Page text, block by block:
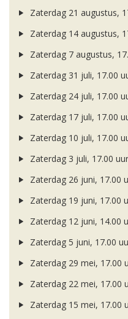
Zaterdag 21 augustus,
Zaterdag 14 augustus,
Zaterdag 7 augustus,
Zaterdag 31 juli, 17.00
Zaterdag 24 juli, 17.00
Zaterdag 17 juli, 17.00
Zaterdag 10 juli, 17.00
Zaterdag 3 juli, 17.00 uur
Zaterdag 26 juni, 17.00
Zaterdag 19 juni, 17.00
Zaterdag 12 juni, 14.00
Zaterdag 5 juni, 17.00
Zaterdag 29 mei, 17.00
Zaterdag 22 mei, 17.00
Zaterdag 15 mei, 17.00